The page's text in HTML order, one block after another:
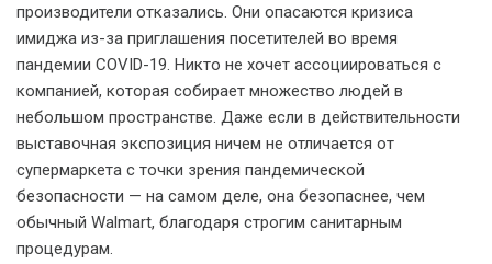
производители отказались. Они опасаются кризиса
имиджа из-за приглашения посетителей во время
пандемии COVID-19. Никто не хочет ассоциироваться с
компанией, которая собирает множество людей в
небольшом пространстве. Даже если в действительности
выставочная экспозиция ничем не отличается от
супермаркета с точки зрения пандемической
безопасности — на самом деле, она безопаснее, чем
обычный Walmart, благодаря строгим санитарным
процедурам.